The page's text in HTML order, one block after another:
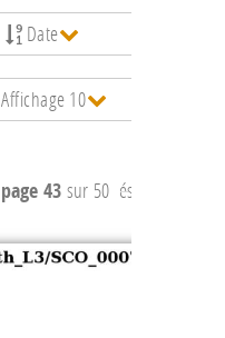
Date
Affichage 10
page 43 sur 50 résultats